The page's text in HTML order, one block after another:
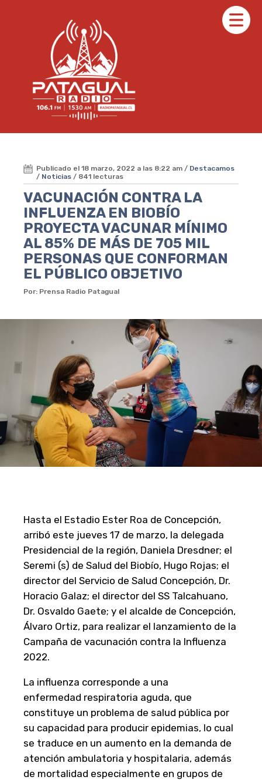
Publicado el 18 marzo, 2022 a las 8:22 am / Destacamos
/ Noticias / 841 lecturas
VACUNACIÓN CONTRA LA
INFLUENZA EN BIOBÍO
PROYECTA VACUNAR MÍNIMO
AL 85% DE MÁS DE 705 MIL
PERSONAS QUE CONFORMAN
EL PÚBLICO OBJETIVO
Por: Prensa Radio Patagual
Hasta el Estadio Ester Roa de Concepción,
arribó este jueves 17 de marzo, la delegada
Presidencial de la región, Daniela Dresdner; el
Seremi (s) de Salud del Biobío, Hugo Rojas; el
director del Servicio de Salud Concepción, Dr.
Horacio Galaz; el director del SS Talcahuano,
Dr. Osvaldo Gaete; y el alcalde de Concepción,
Álvaro Ortiz, para realizar el lanzamiento de la
Campaña de vacunación contra la Influenza
2022.
La influenza corresponde a una
enfermedad respiratoria aguda, que
constituye un problema de salud pública por
su capacidad para producir epidemias, lo cual
se traduce en un aumento en la demanda de
atención ambulatoria y hospitalaria, además
de mortalidad especialmente en grupos de